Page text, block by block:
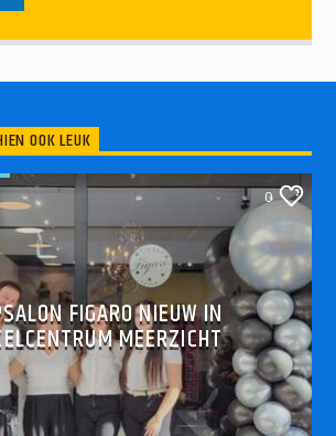
OOK LEUK
0
FIGARO NIEUW IN
MEERZICHT